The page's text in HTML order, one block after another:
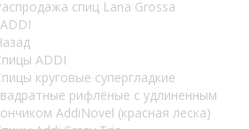
спиц Lana Grossa
ADDI
круговые супергладкие
рифлёные с удлиненным
AddiNovel (красная леска)